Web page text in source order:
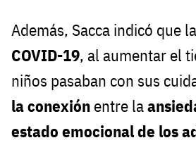
Además, Sacca indicó que la
COVID-19, al aumentar el
niños pasaban con sus
la conexión entre la
estado emocional de los